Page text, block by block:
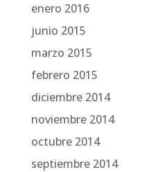
enero 2016
junio 2015
marzo 2015
febrero 2015
diciembre 2014
noviembre 2014
octubre 2014
septiembre 2014